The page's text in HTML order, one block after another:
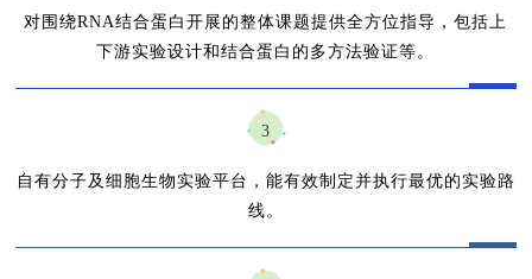
对围绕RNA结合蛋白开展的整体课题提供全方位指导，包括上
下游实验设计和结合蛋白的多方法验证等 。
3
自有分子及细胞生物实验平台，能有效制定并执行最优的实验路
线。